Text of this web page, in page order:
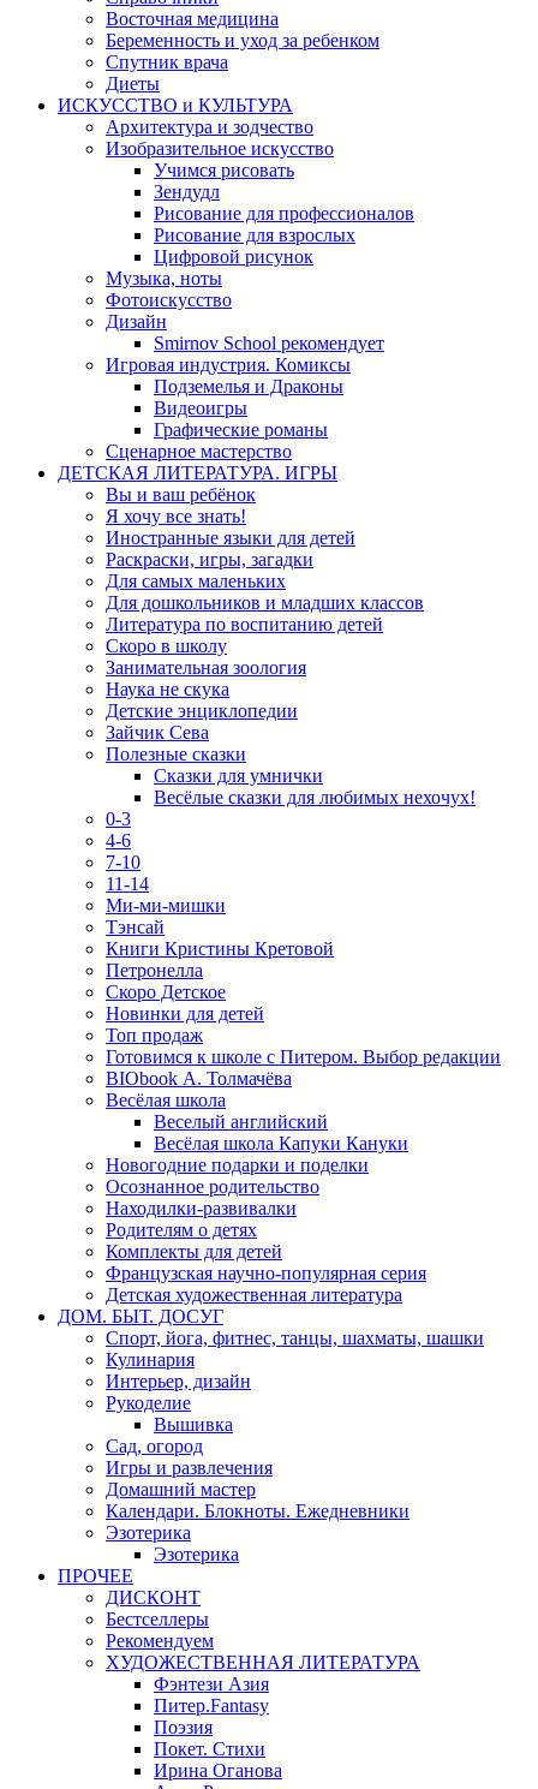
Восточная медицина
Беременность и уход за ребенком
Спутник врача
Диеты
ИСКУССТВО и КУЛЬТУРА
Архитектура и зодчество
Изобразительное искусство
Учимся рисовать
Зендудл
Рисование для профессионалов
Рисование для взрослых
Цифровой рисунок
Музыка, ноты
Фотоискусство
Дизайн
Smirnov School рекомендует
Игровая индустрия. Комиксы
Подземелья и Драконы
Видеоигры
Графические романы
Сценарное мастерство
ДЕТСКАЯ ЛИТЕРАТУРА. ИГРЫ
Вы и ваш ребёнок
Я хочу все знать!
Иностранные языки для детей
Раскраски, игры, загадки
Для самых маленьких
Для дошкольников и младших классов
Литература по воспитанию детей
Скоро в школу
Занимательная зоология
Наука не скука
Детские энциклопедии
Зайчик Сева
Полезные сказки
Сказки для умнички
Весёлые сказки для любимых нехочух!
0-3
4-6
7-10
11-14
Ми-ми-мишки
Тэнсай
Книги Кристины Кретовой
Петронелла
Скоро Детское
Новинки для детей
Топ продаж
Готовимся к школе с Питером. Выбор редакции
BIObook А. Толмачёва
Весёлая школа
Веселый английский
Весёлая школа Капуки Кануки
Новогодние подарки и поделки
Осознанное родительство
Находилки-развивалки
Родителям о детях
Комплекты для детей
Французская научно-популярная серия
Детская художественная литература
ДОМ. БЫТ. ДОСУГ
Спорт, йога, фитнес, танцы, шахматы, шашки
Кулинария
Интерьер, дизайн
Рукоделие
Вышивка
Сад, огород
Игры и развлечения
Домашний мастер
Календари. Блокноты. Ежедневники
Эзотерика
Эзотерика
ПРОЧЕЕ
ДИСКОНТ
Бестселлеры
Рекомендуем
ХУДОЖЕСТВЕННАЯ ЛИТЕРАТУРА
Фэнтези Азия
Питер.Fantasy
Поэзия
Покет. Стихи
Ирина Оганова